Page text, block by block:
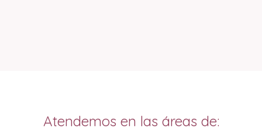
Atendemos en las áreas de: